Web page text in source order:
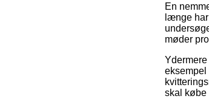
En
længe
møder
eksempel
skal købe